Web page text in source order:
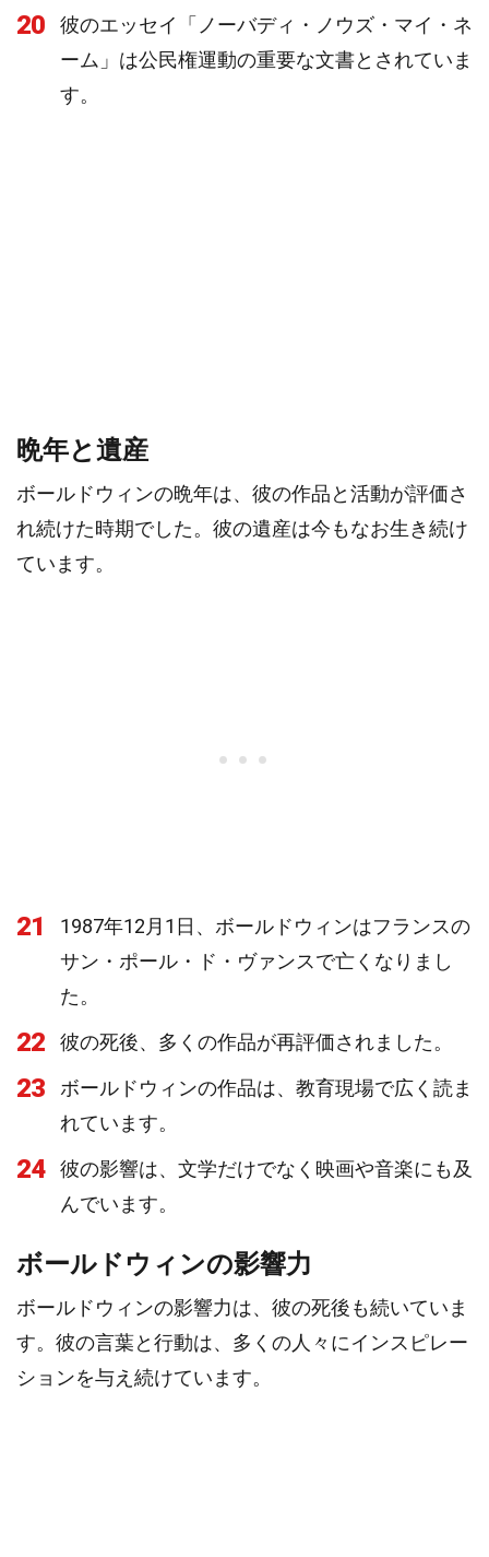
20
彼のエッセイ「ノーバディ・ノウズ・マイ・ネ
ーム」は公民権運動の重要な文書とされていま
す。
晩年と遺産
ボールドウィンの晩年は、彼の作品と活動が評価さ
れ続けた時期でした。彼の遺産は今もなお生き続け
ています。
21
1987年12月1日、ボールドウィンはフランスの
サン・ポール・ド・ヴァンスで亡くなりまし
た。
22 彼の死後、多くの作品が再評価されました。
23
ボールドウィンの作品は、教育現場で広く読ま
れています。
24
彼の影響は、文学だけでなく映画や音楽にも及
んでいます。
ボールドウィンの影響力
ボールドウィンの影響力は、彼の死後も続いていま
す。彼の言葉と行動は、多くの人々にインスピレー
ションを与え続けています。